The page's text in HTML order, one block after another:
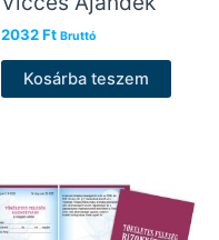
2032Ft Bruttó
Kosárba teszem